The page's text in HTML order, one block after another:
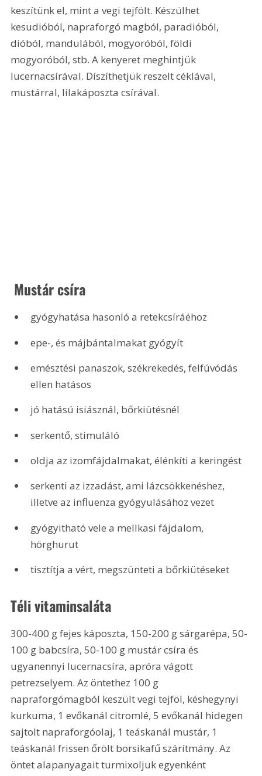
keszítünk el, mint a vegi tejfölt. Készülhet
kesudióból, napraforgó magból, paradióból,
dióból, mandulából, mogyoróból, földi
mogyoróból, stb. A kenyeret meghintjük
lucernacsírával. Díszíthetjük reszelt céklával,
mustárral, lilakáposzta csírával.
Mustár csíra
gyógyhatása hasonló a retekcsíráéhoz
epe-, és májbántalmakat gyógyít
emésztési panaszok, székrekedés, felfúvódás
ellen hatásos
jó hatású isiásznál, bőrkiütésnél
serkentő, stimuláló
oldja az izomfájdalmakat, élénkíti a keringést
serkenti az izzadást, ami lázcsökkenéshez,
illetve az influenza gyógyulásához vezet
gyógyitható vele a mellkasi fájdalom,
hörghurut
tisztítja a vért, megszünteti a bőrkiütéseket
Téli vitaminsaláta
300-400 g fejes káposzta, 150-200 g sárgarépa, 50-
100 g babcsíra, 50-100 g mustár csíra és
ugyanennyi lucernacsíra, apróra vágott
petrezselyem. Az öntethez 100 g
napraforgómagból keszült vegi tejföl, késhegynyi
kurkuma, 1 evőkanál citromlé, 5 evőkanál hidegen
sajtolt napraforgóolaj, 1 teáskanál mustár, 1
teáskanál frissen őrölt borsikafű szárítmány. Az
öntet alapanyagait turmixoljuk egyenként